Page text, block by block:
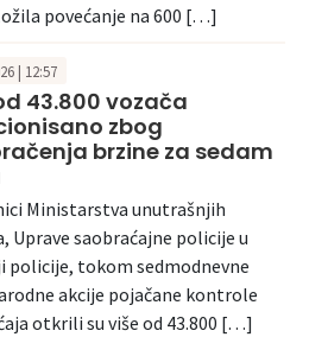
povećanje na 600 […]
| 12:57
43.800 vozača
zbog
brzine za sedam
Ministarstva unutrašnjih
Uprave saobraćajne policije u
policije, tokom sedmodnevne
akcije pojačane kontrole
otkrili su više od 43.800 […]